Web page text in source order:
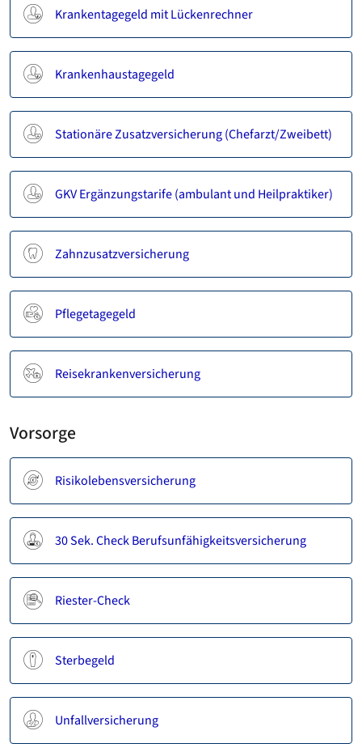
Krankentagegeld mit Lückenrechner
Krankenhaustagegeld
Stationäre Zusatzversicherung (Chefarzt/Zweibett)
GKV Ergänzungstarife (ambulant und Heilpraktiker)
Zahnzusatzversicherung
Pflegetagegeld
Reisekrankenversicherung
Vorsorge
Risikolebensversicherung
30 Sek. Check Berufsunfähigkeitsversicherung
Riester-Check
Sterbegeld
Unfallversicherung